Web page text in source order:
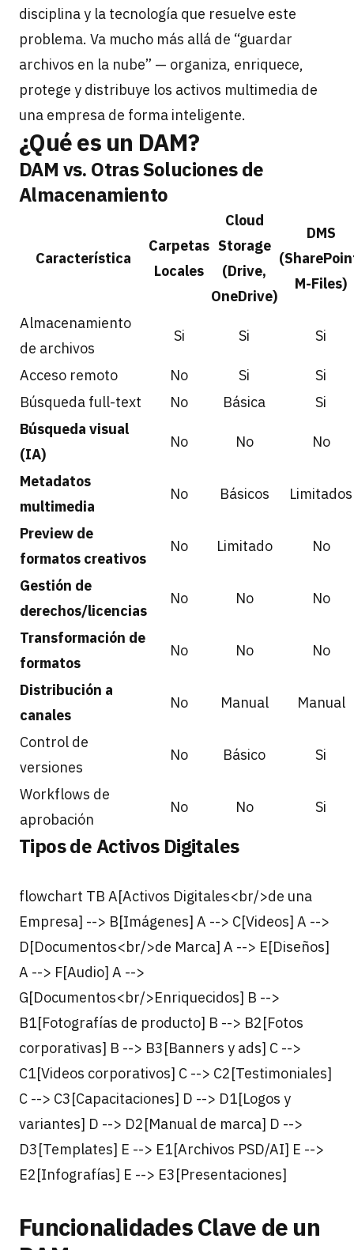
disciplina y la tecnología que resuelve este
problema. Va mucho más allá de “guardar
archivos en la nube” — organiza, enriquece,
protege y distribuye los activos multimedia de
una empresa de forma inteligente.
¿Qué es un DAM?
DAM vs. Otras Soluciones de
Almacenamiento
Característica
Carpetas
Locales
Cloud
Storage
(Drive,
OneDrive)
DMS
M-Files)
Almacenamiento
de archivos
Si Si Si
Acceso remoto No Si
Si
Búsqueda full-text
No Básica
Si
Búsqueda visual
(IA)
No No No
Metadatos
multimedia
No Básicos Limitados
Preview de
formatos creativos
No Limitado No
Gestión de
derechos/licencias
No No No
Transformación de
formatos
No No No
Distribución a
canales
No Manual Manual
Control de
versiones
No Básico Si
Workflows de
aprobación
No No Si
Tipos de Activos Digitales
flowchart TB A[Activos Digitales<br/>de una
Empresa] --> B[Imágenes] A --> C[Videos] A -->
D[Documentos<br/>de Marca] A --> E[Diseños]
A --> F[Audio] A -->
G[Documentos<br/>Enriquecidos] B -->
B1[Fotografías de producto] B --> B2[Fotos
corporativas] B --> B3[Banners y ads] C -->
C1[Videos corporativos] C --> C2[Testimoniales]
C --> C3[Capacitaciones] D --> D1[Logos y
variantes] D --> D2[Manual de marca] D -->
D3[Templates] E --> E1[Archivos PSD/AI] E -->
E2[Infografías] E --> E3[Presentaciones]
Funcionalidades Clave de un